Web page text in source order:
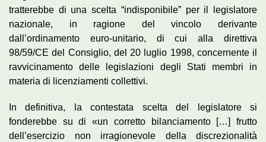
tratterebbe di una scelta “indisponibile” per il legislatore
nazionale, in ragione del vincolo derivante
dall’ordinamento euro-unitario, di cui alla direttiva
98/59/CE del Consiglio, del 20 luglio 1998, concernente il
ravvicinamento delle legislazioni degli Stati membri in
materia di licenziamenti collettivi.
In definitiva, la contestata scelta del legislatore si
fonderebbe su di «un corretto bilanciamento […] frutto
dell’esercizio non irragionevole della discrezionalità